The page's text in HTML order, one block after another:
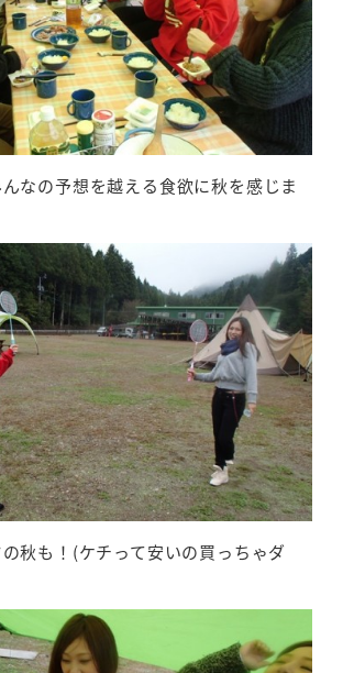
なの予想を越える食欲に秋を感じま
秋も！(ケチって安いの買っちゃダ